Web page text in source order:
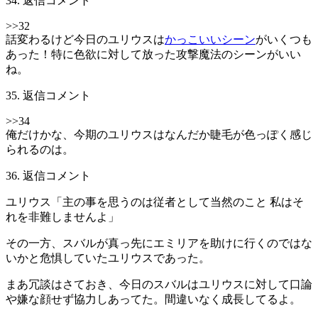
>>32
話変わるけど今日のユリウスはかっこいいシーンがいくつも
あった！特に色欲に対して放った攻撃魔法のシーンがいい
ね。
35. 返信コメント
>>34
俺だけかな、今期のユリウスはなんだか睫毛が色っぽく感じ
られるのは。
36. 返信コメント
ユリウス「主の事を思うのは従者として当然のこと 私はそ
れを非難しませんよ」
その一方、スバルが真っ先にエミリアを助けに行くのではな
いかと危惧していたユリウスであった。
まあ冗談はさておき、今日のスバルはユリウスに対して口論
や嫌な顔せず協力しあってた。間違いなく成長してるよ。